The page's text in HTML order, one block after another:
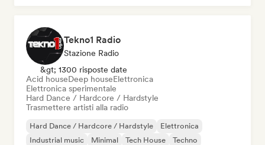
Tekno1 Radio
Stazione Radio
&gt; 1300 risposte date
Acid houseDeep houseElettronica
Elettronica sperimentale
Hard Dance / Hardcore / Hardstyle
Trasmettere artisti alla radio
Hard Dance / Hardcore / Hardstyle
Elettronica
Industrial music
Minimal Tech House
Techno